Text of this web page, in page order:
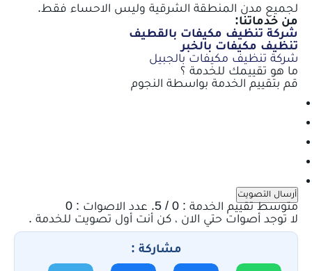
لجميع مدن المنطقة الشرقية وليس الاحساء فقط.
من خدماتنا:
شركة تنظيف مكيفات بالقطيف
تنظيف مكيفات بالخبر
شركة تنظيف مكيفات بالجبيل
ما هو تقييمك للخدمة ؟
قم بتقييم الخدمة بواسطة النجوم
أرسال التصويت
متوسط تقييم الخدمة : 0 / 5. عدد الاصوات :
0
لا توجد أصوات حتي الان ، كن أنت أول تصويت للخدمة .
مشاركة :